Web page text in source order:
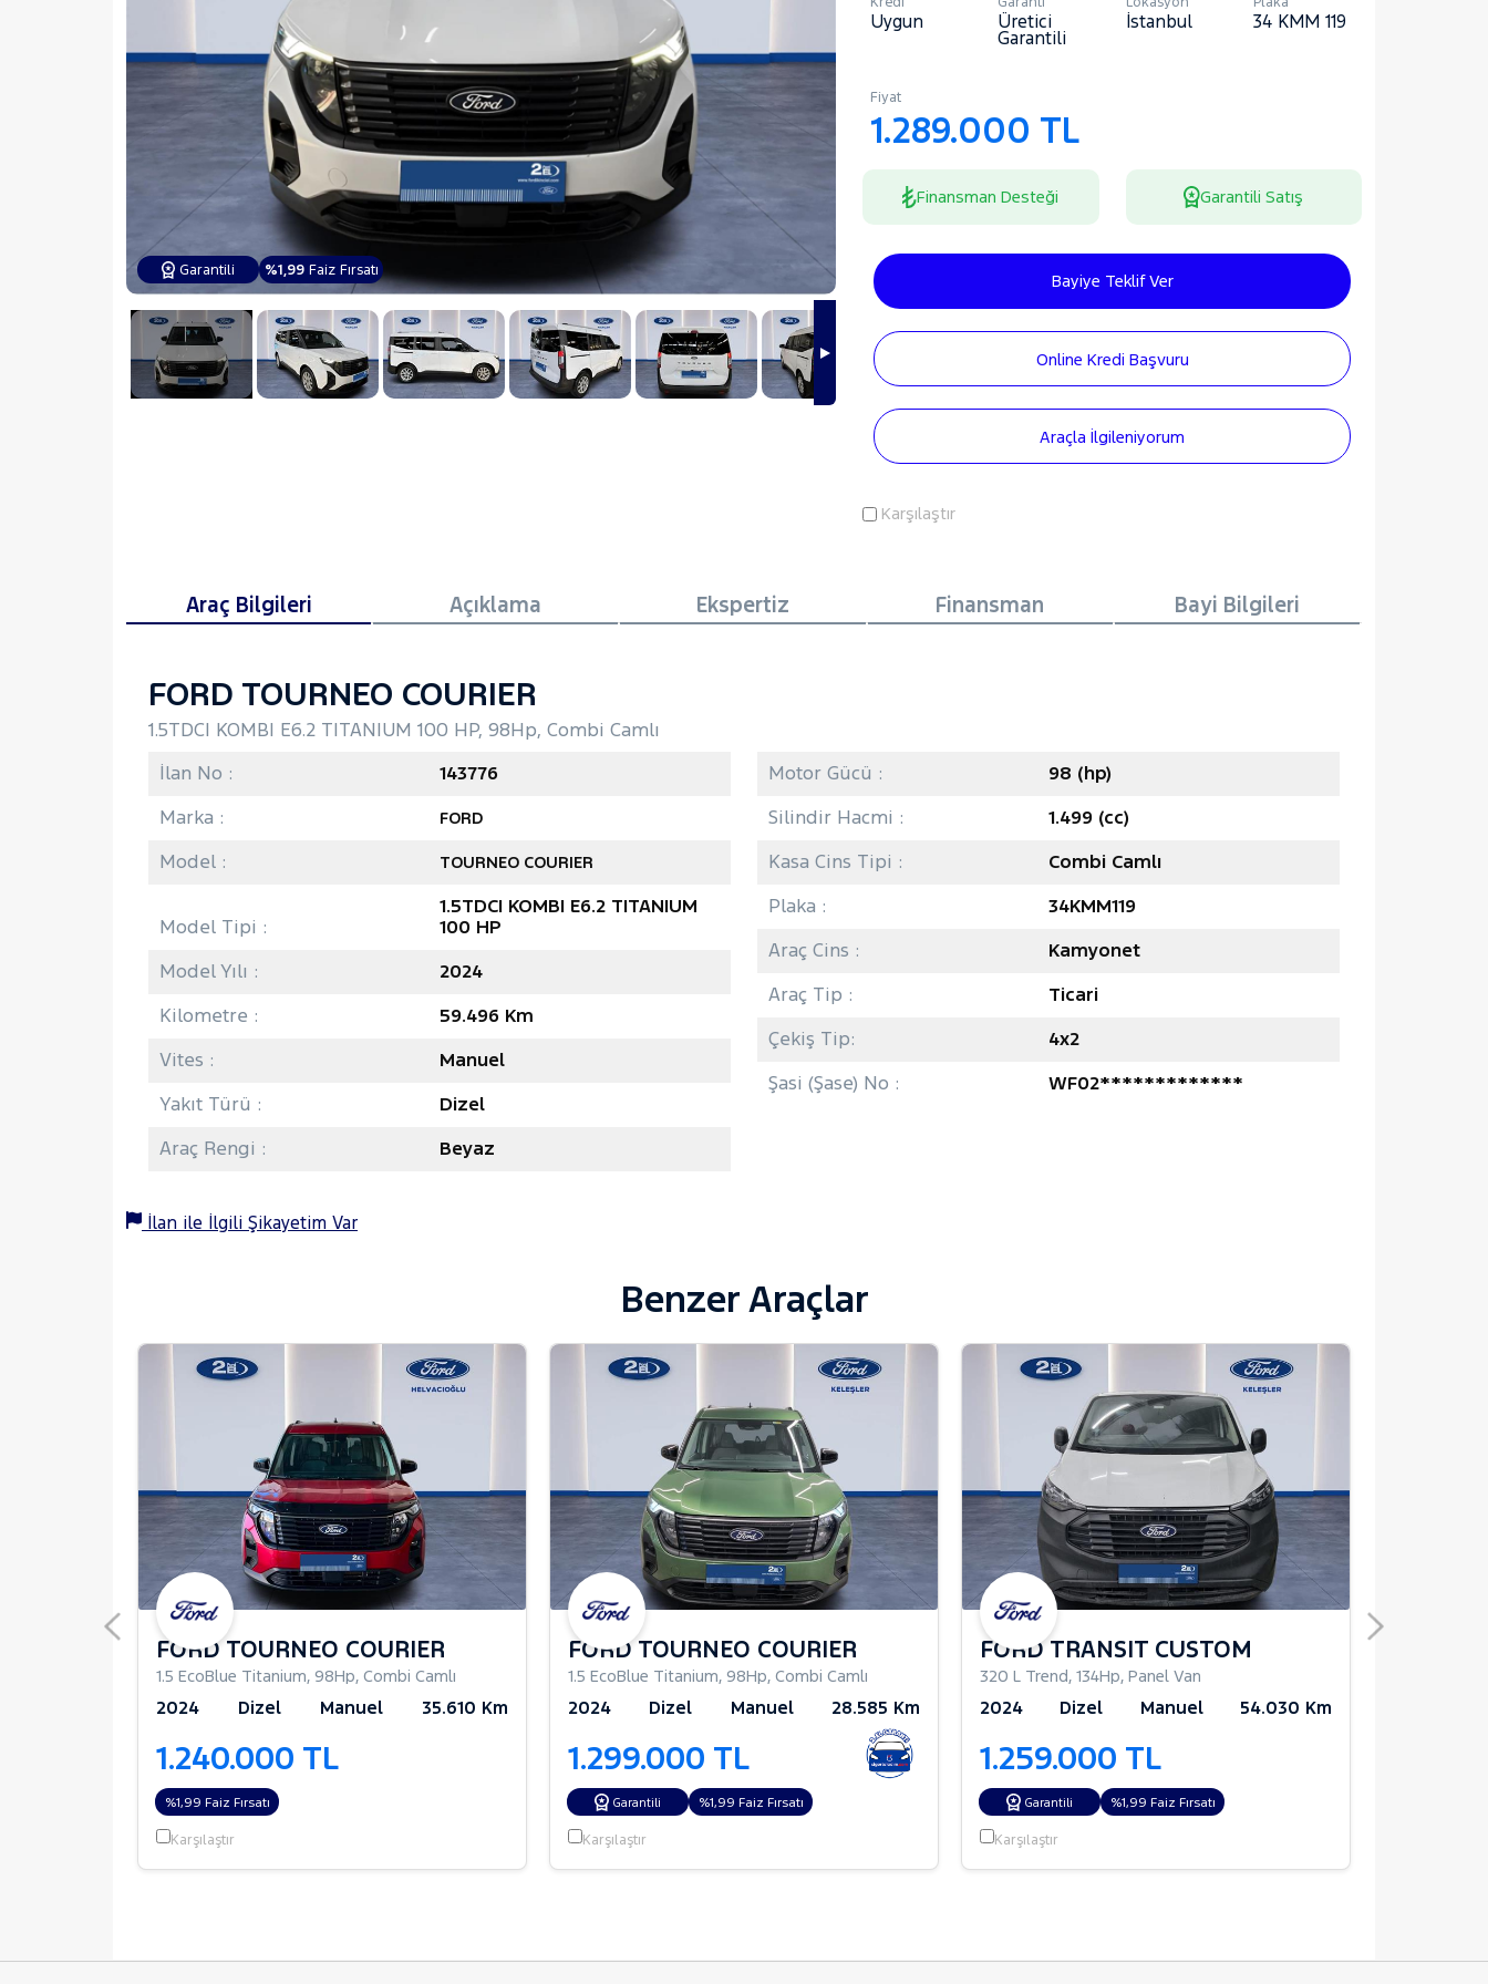
Garantili %1,99Faiz Fırsatı
Uygun Üretici
Garantili
İstanbul 34 KMM 119
Fiyat
1.289.000 TL
Finansman Desteği Garantili Satış
Bayiye Teklif Ver
Online Kredi Başvuru
Araçla İlgileniyorum
Karşılaştır
Araç Bilgileri Açıklama Ekspertiz Finansman Bayi Bilgileri
FORD TOURNEO COURIER
1.5TDCI KOMBI E6.2 TITANIUM 100 HP, 98Hp, Combi Camlı
İlan No :
143776
Marka :
FORD
Model : TOURNEO COURIER
Model Tipi :
1.5TDCI KOMBI E6.2 TITANIUM
100 HP
Model Yılı :
2024
Kilometre :
59.496 Km
Vites :
Manuel
Yakıt Türü :
Dizel
Araç Rengi :
Beyaz
Motor Gücü :
98 (hp)
Silindir Hacmi :
1.499 (cc)
Kasa Cins Tipi :
Combi Camlı
Plaka :
34KMM119
Araç Cins :
Kamyonet
Araç Tip :
Ticari
Çekiş Tip:
4x2
Şasi (Şase) No :
WF02*************
İlan ile İlgili Şikayetim Var
Benzer Araçlar
FORD TOURNEO COURIER
1.5 EcoBlue Titanium, 98Hp, Combi Camlı
2024 Dizel Manuel 35.610 Km
1.240.000 TL
%1,99 Faiz Fırsatı
Karşılaştır
FORD TOURNEO COURIER
1.5 EcoBlue Titanium, 98Hp, Combi Camlı
2024 Dizel Manuel 28.585 Km
1.299.000 TL
Garantili %1,99 Faiz Fırsatı
Karşılaştır
FORD TRANSIT CUSTOM
320 L Trend, 134Hp, Panel Van
2024 Dizel Manuel 54.030 Km
1.259.000 TL
Garantili %1,99 Faiz Fırsatı
Karşılaştır